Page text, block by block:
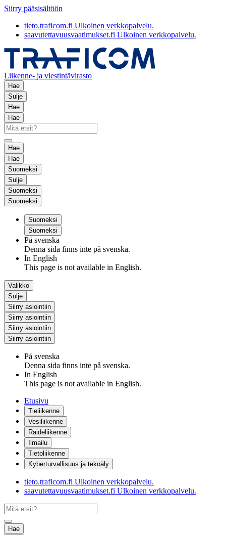
Siirry pääsisältöön
tieto.traficom.fi Ulkoinen verkkopalvelu.
saavutettavuusvaatimukset.fi Ulkoinen verkkopalvelu.
Liikenne- ja viestintävirasto
Hae
Sulje
Hae
Hae
Hae
Hae
Suomeksi
Sulje
Suomeksi
Suomeksi
Suomeksi
Suomeksi
På svenska
Denna sida finns inte på svenska.
In English
This page is not available in English.
Valikko
Sulje
Siirry asiointiin
Siirry asiointiin
Siirry asiointiin
Siirry asiointiin
På svenska
Denna sida finns inte på svenska.
In English
This page is not available in English.
Etusivu
Tieliikenne
Vesiliikenne
Raideliikenne
Ilmailu
Tietoliikenne
Kyberturvallisuus ja tekoäly
tieto.traficom.fi Ulkoinen verkkopalvelu.
saavutettavuusvaatimukset.fi Ulkoinen verkkopalvelu.
Hae